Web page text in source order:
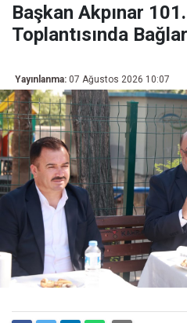
Başkan Akpınar
Toplantısında
Yayınlanma: 07 Ağustos 2026 10:07